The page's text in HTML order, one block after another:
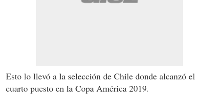
Esto lo llevó a la selección de Chile donde alcanzó el
cuarto puesto en la Copa América 2019.